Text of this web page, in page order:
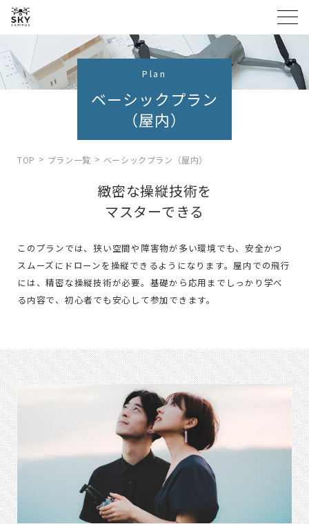
Plan
ベーシックプラン
（屋内）
TOP プラン一覧 ベーシックプラン（屋内）
緻密な操縦技術を
マスターできる
このプランでは、狭い空間や障害物が多い環境でも、安全かつ
スムーズにドローンを操縦できるようになります。屋内での飛行
には、精密な操縦技術が必要。基礎から応用までしっかり学べ
る内容で、初心者でも安心して参加できます。